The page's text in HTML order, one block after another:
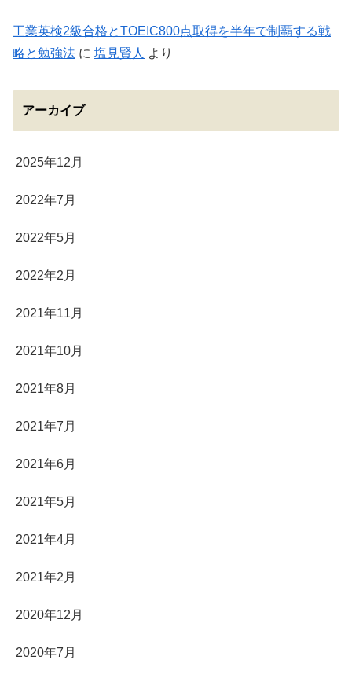
工業英検2級合格とTOEIC800点取得を半年で制覇する戦
略と勉強法 に 塩見賢人 より
アーカイブ
2025年12月
2022年7月
2022年5月
2022年2月
2021年11月
2021年10月
2021年8月
2021年7月
2021年6月
2021年5月
2021年4月
2021年2月
2020年12月
2020年7月